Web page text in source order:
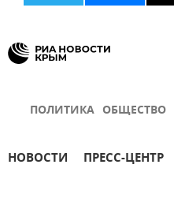
ПОЛИТИКА ОБЩЕСТВО
НОВОСТИ ПРЕСС-ЦЕНТР